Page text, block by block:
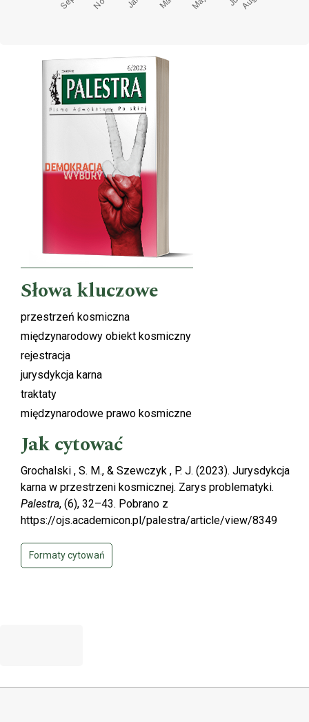
Cover image
Słowa kluczowe
przestrzeń kosmiczna
międzynarodowy obiekt kosmiczny
rejestracja
jurysdykcja karna
traktaty
międzynarodowe prawo kosmiczne
Jak cytować
Grochalski , S. M., & Szewczyk , P. J. (2023). Jurysdykcja
karna w przestrzeni kosmicznej. Zarys problematyki.
Palestra, (6), 32–43. Pobrano z
https://ojs.academicon.pl/palestra/article/view/8349
Formaty cytowań